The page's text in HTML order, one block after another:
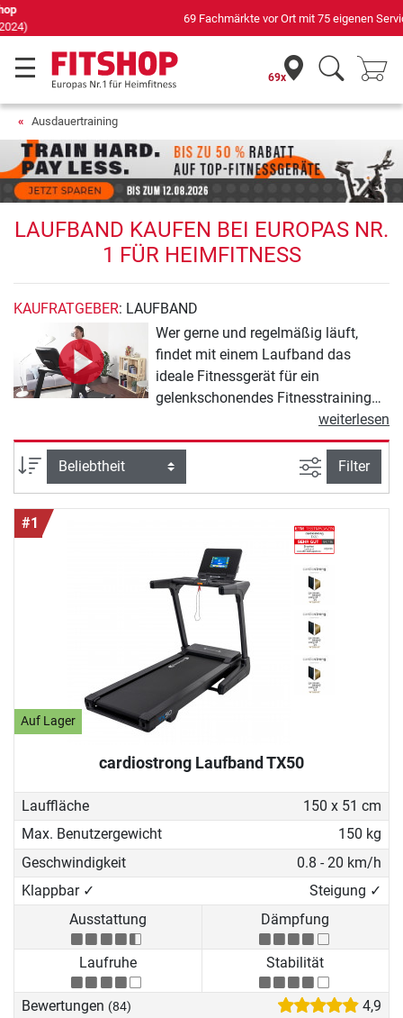
69 Fachmärkte vor Ort mit 75 eigenen Servicetechnikern
69x
Ausdauertraining
LAUFBAND KAUFEN BEI EUROPAS NR.
1 FÜR HEIMFITNESS
KAUFRATGEBER: LAUFBAND
Wer gerne und regelmäßig läuft,
findet mit einem Laufband das
ideale Fitnessgerät für ein
gelenkschonendes Fitnesstraining
zuhause. Es ist die komfortable
Alternative, wenn Ihnen schlechtes
Wetter, Kälte, Glätte und Dunkelheit
einen Strich durch das Outdoor-
Lauftraining machen. Dank
Trainingsprogramme lässt sich das
Laufband-Training Ihren
individuellen Bedürfnissen
anpassen: Langsames Walken ist
genauso möglich wie schnelle
Sprints und Laufen mit Steigung. Die
gesundheitlichen Vorteile sprechen
für sich: Laufen verbessert die
Kondition, beugt dem Volksleiden
die wichtigsten Muskelgruppen. In
hochwertige Laufbänder in jeder
Preisklasse.
weiterlesen
Sortierung Ansicht
Filter
#1
Auf Lager
cardiostrong Laufband TX50
Lauffläche
150 x 51 cm
Max. Benutzergewicht
150 kg
Geschwindigkeit
0.8 - 20 km/h
Klappbar ✓
Steigung ✓
Ausstattung
Dämpfung
Laufruhe Stabilität
Bewertungen (84) 4,9